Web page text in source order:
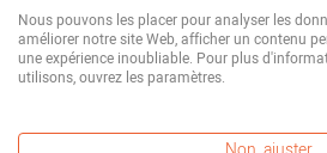
Que pouvez-vous attendre de
personnel, individuel et
savoir plus sur ce que nous
Nous pouvons les placer pour analyser les
améliorer notre site Web, afficher un contenu
une expérience inoubliable. Pour plus
utilisons, ouvrez les paramètres.